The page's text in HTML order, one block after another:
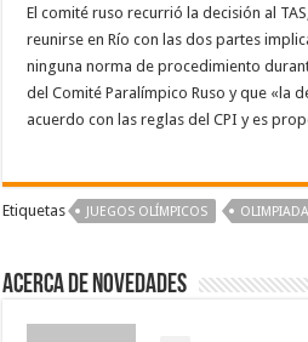
El comité ruso recurrió la decisión al
reunirse en Río con las dos partes
ninguna norma de procedimiento
del Comité Paralímpico Ruso y que «la
acuerdo con las reglas del CPI y es
Etiquetas JUEGOS OLÍMPICOS
Acerca de NOVEDADES